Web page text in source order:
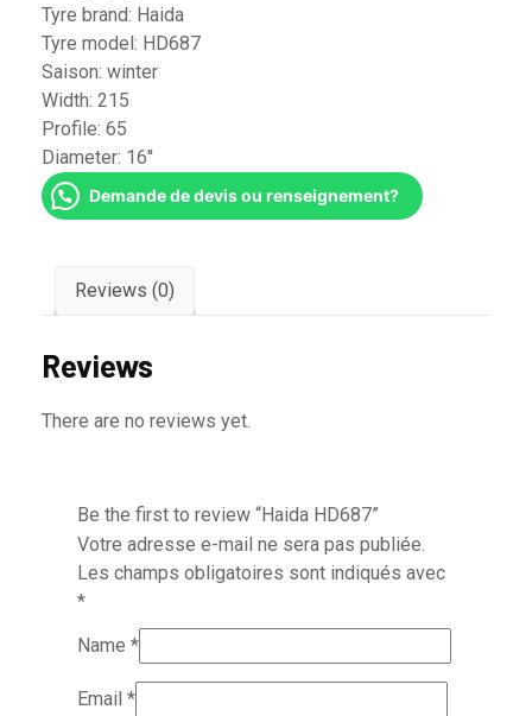
Tyre brand: Haida
Tyre model: HD687
Saison: winter
Width: 215
Profile: 65
Diameter: 16''
Demande de devis ou renseignement?
Reviews (0)
Reviews
There are no reviews yet.
Be the first to review “Haida HD687”
Votre adresse e-mail ne sera pas publiée.
Les champs obligatoires sont indiqués avec
*
Name *
Email *